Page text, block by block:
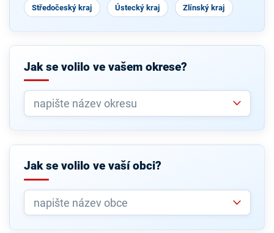
Středočeský kraj Ústecký kraj Zlínský kraj
Jak se volilo ve vašem okrese?
Jak se volilo ve vaší obci?